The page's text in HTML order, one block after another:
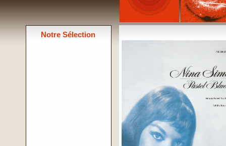
Notre Sélection